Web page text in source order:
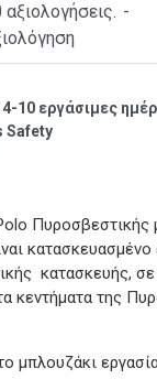
4-10 εργάσιμες
Safety
-
Πυροσβεστικής
κατασκευασμένο
κατασκευής,
κεντήματα της
μπλουζάκι